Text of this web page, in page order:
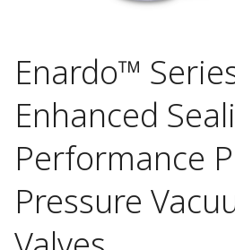
Enardo™
Enhanced
Performance
Pressure